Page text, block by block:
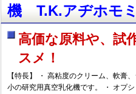
機 T.K.アヂホモ
高価な原料や、試
スメ！
【特長】 ・ 高粘度のクリーム、軟膏
小の研究用真空乳化機です。 ・ オプ